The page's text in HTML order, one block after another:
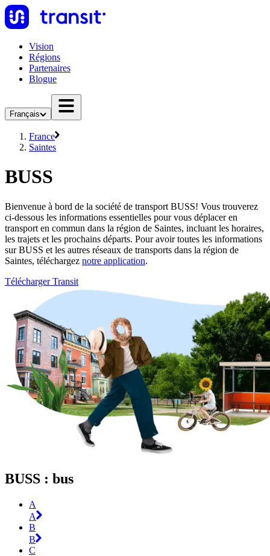
Vision
Régions
Partenaires
Blogue
Français
France
Saintes
BUSS
Bienvenue à bord de la société de transport BUSS! Vous trouverez
ci-dessous les informations essentielles pour vous déplacer en
transport en commun dans la région de Saintes, incluant les horaires,
les trajets et les prochains départs. Pour avoir toutes les informations
sur BUSS et les autres réseaux de transports dans la région de
Saintes, téléchargez notre application.
Télécharger Transit
BUSS : bus
A
A
B
B
C